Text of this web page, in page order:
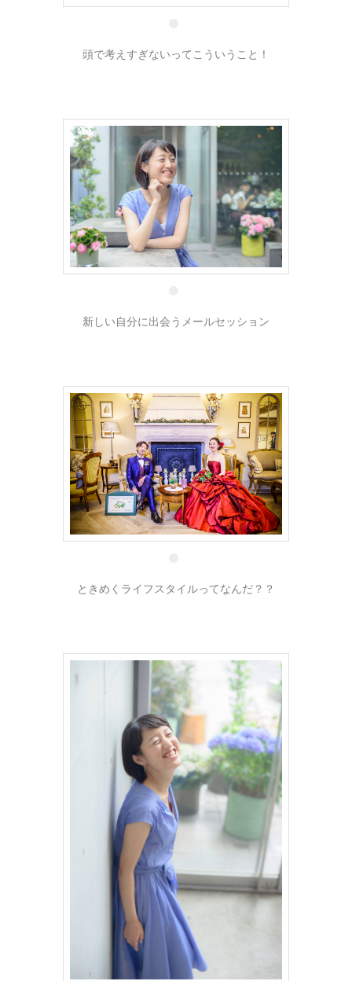
頭で考えすぎないってこういうこと！
1 10月
新しい自分に出会うメールセッション
30 9月
ときめくライフスタイルってなんだ？？
26 9月